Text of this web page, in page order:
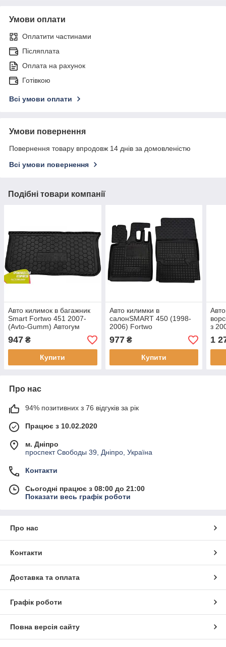
Умови оплати
Оплатити частинами
Післяплата
Оплата на рахунок
Готівкою
Всі умови оплати
Умови повернення
Повернення товару впродовж 14 днів за домовленістю
Всі умови повернення
Подібні товари компанії
Авто килимок в багажник
Smart Fortwo 451 2007-
(Avto-Gumm) Автогум
947 ₴
Купити
Авто килимки в
салонSMART 450 (1998-
2006) Fortwo
977₴
Купити
з
1
Про нас
94% позитивних з 76 відгуків за рік
Працює з 10.02.2020
м. Дніпро
проспект Свободы 39, Дніпро, Україна
Контакти
Сьогодні працює з 08:00 до 21:00
Показати весь графік роботи
Про нас
Контакти
Доставка та оплата
Графік роботи
Повна версія сайту